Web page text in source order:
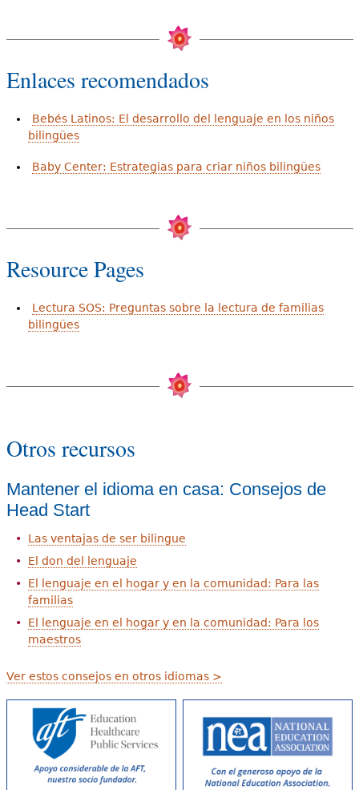
Enlaces recomendados
Bebés Latinos: El desarrollo del lenguaje en los niños
bilingües
Baby Center: Estrategias para criar niños bilingües
Resource Pages
Lectura SOS: Preguntas sobre la lectura de familias
bilingües
Otros recursos
Mantener el idioma en casa: Consejos de
Head Start
Las ventajas de ser bilingue
El don del lenguaje
El lenguaje en el hogar y en la comunidad: Para las
familias
El lenguaje en el hogar y en la comunidad: Para los
maestros
Ver estos consejos en otros idiomas >